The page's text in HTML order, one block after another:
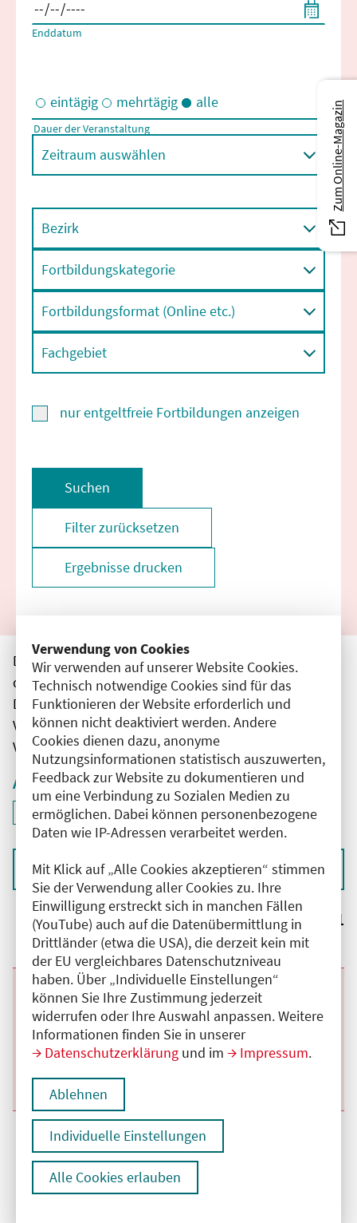
Verwendung von Cookies
Wir verwenden auf unserer Website Cookies.
Technisch notwendige Cookies sind für das
Funktionieren der Website erforderlich und
können nicht deaktiviert werden. Andere
Cookies dienen dazu, anonyme
Nutzungsinformationen statistisch auszuwerten,
Feedback zur Website zu dokumentieren und
um eine Verbindung zu Sozialen Medien zu
ermöglichen. Dabei können personenbezogene
Daten wie IP-Adressen verarbeitet werden.
Mit Klick auf „Alle Cookies akzeptieren“ stimmen
Sie der Verwendung aller Cookies zu. Ihre
Einwilligung erstreckt sich in manchen Fällen
(YouTube) auch auf die Datenübermittlung in
Drittländer (etwa die USA), die derzeit kein mit
der EU vergleichbares Datenschutzniveau
haben. Über „Individuelle Einstellungen“
können Sie Ihre Zustimmung jederzeit
widerrufen oder Ihre Auswahl anpassen. Weitere
Informationen finden Sie in unserer
Datenschutzerklärung und im Impressum.
Ablehnen
Individuelle Einstellungen
Alle Cookies erlauben
Enddatum
Eintägige und/oder mehrtägige Veranstaltungen
eintägig mehrtägig alle
Dauer der Veranstaltung
Zeitraum auswählen
Bezirk
Fortbildungskategorie
Fortbildungsformat (Online etc.)
Fachgebiet
nur entgeltfreie Fortbildungen anzeigen
Suchen
Filter zurücksetzen
Ergebnisse drucken
Die hier aufgeführten Veranstaltungen entsprechen
den unmittelbar vom Veranstalter getätigten Angaben.
Die Ärztekammer Berlin übernimmt keine
Verantwortung für den Inhalt, die Haftung obliegt dem
Veranstalter.
Aktive Filter
Filter
ID: ANT-2601905
deaktivieren und Suchergebnisse neu laden
Sortieren nach
Ergebnisse: 1
Beginn:
26.08.2026Ende und Anfangszeit:
- 26.08.2026,07:30 Uhr
Veranstaltungstitel:
Monatsfortbildung
Veranstaltungsort:
Vivantes Humboldt-Klinikum, Am Nordgraben,
13509 Berlin
Kategorie:A
Details anzeigen
1
Zum Online-Magazin